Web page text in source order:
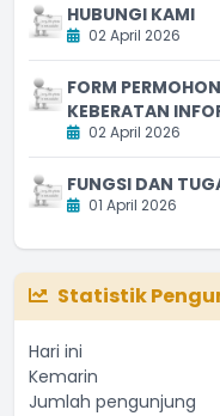
HUBUNGI KAMI
02 April 2026
FORM
KEBERATAN
02 April 2026
FUNGSI DAN
01 April 2026
Statistik
Hari ini
Kemarin
Jumlah pengunjung